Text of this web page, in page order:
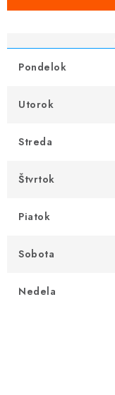
Pondelok
Utorok
Streda
Štvrtok
Piatok
Sobota
Nedela